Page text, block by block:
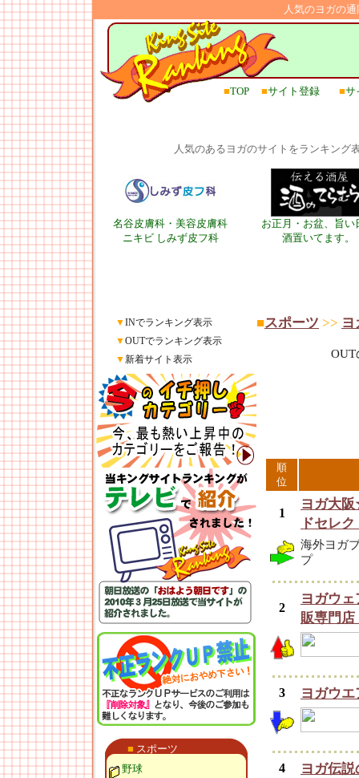
人気のヨガの
■TOP ■サイト登録 ■サ
人気のあるヨガのサイトをランキング
名谷皮膚科・美容皮膚科
ニキビ しみず皮フ科
お正月・お盆、旨い
酒置いてます。
▼INでランキング表示
▼OUTでランキング表示
▼新着サイト表示
■ スポーツ
野球
■スポーツ >> ヨ
OUT
順
位
1
ヨガ大
ドセレ
海外ヨガ
プ
2
ヨガウ
販専門
3 ヨガウ
4 ヨガ伝